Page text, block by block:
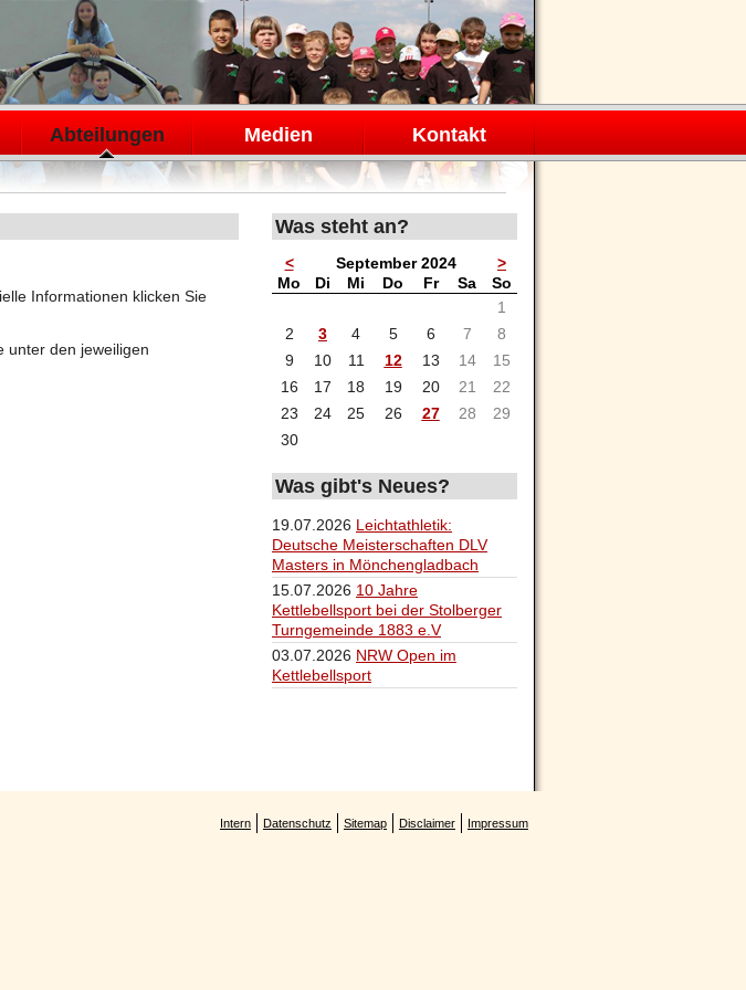
Abteilungen Medien Kontakt
Informationen klicken Sie
unter den jeweiligen
Was steht an?
< September 2024
>
Mo ntag
Di enstag
Mi ttwoch
Do nnerstag
Freitag
Sa mstag
So
1
2
3 4 5 6 7
8
9
10 11 12 13 14
15
16
17 18 19 20 21
22
23
24 25 26 27 28
29
30
Was gibt's Neues?
19.07.2026 Leichtathletik:
Deutsche Meisterschaften DLV
Masters in Mönchengladbach
15.07.2026 10 Jahre
Kettlebellsport bei der Stolberger
Turngemeinde 1883 e.V
03.07.2026 NRW Open im
Kettlebellsport
Impressum
Disclaimer
Sitemap
Datenschutz
Intern